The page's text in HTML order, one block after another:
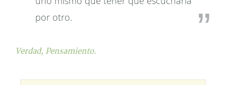
por otro.
Verdad, Pensamiento.